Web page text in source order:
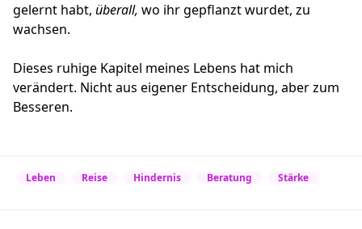
gelernt habt, überall, wo ihr gepflanzt wurdet, zu
wachsen.
Dieses ruhige Kapitel meines Lebens hat mich
verändert. Nicht aus eigener Entscheidung, aber zum
Besseren.
Leben Reise Hindernis Beratung Stärke